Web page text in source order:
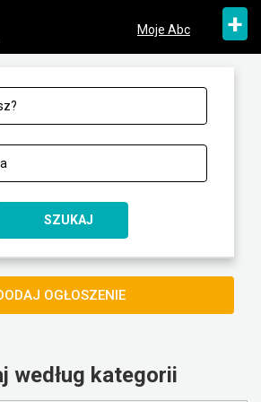
Moje Abc +
SZUKAJ
OGŁOSZENIE
według kategorii